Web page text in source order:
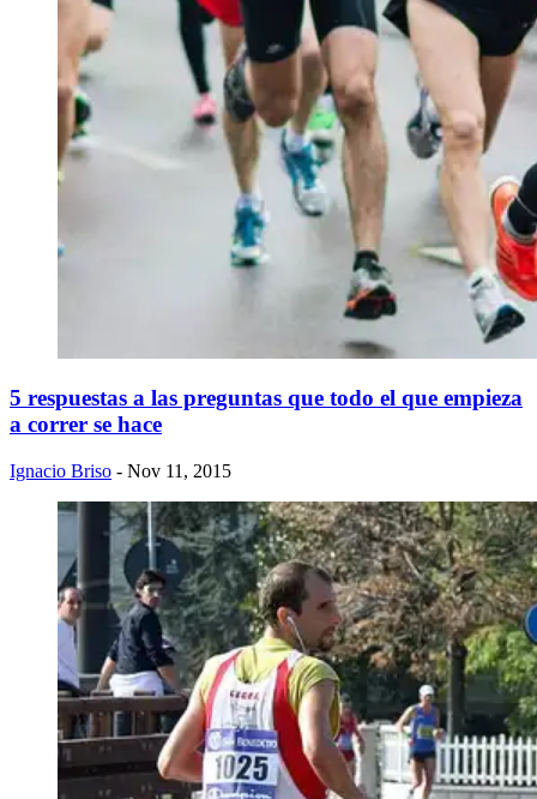
5 respuestas a las preguntas que todo el que empieza
a correr se hace
Ignacio Briso - Nov 11, 2015